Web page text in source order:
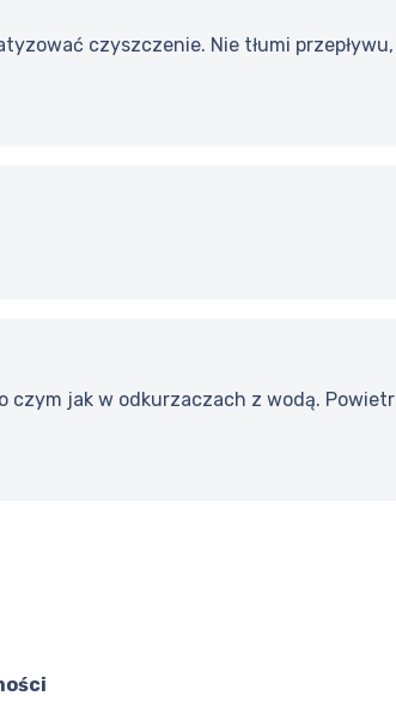
czyszczenie. Nie tłumi
czym jak w odkurzaczach z wodą.